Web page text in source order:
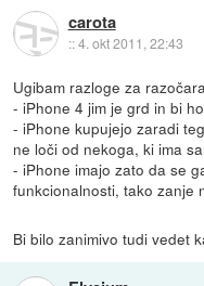
carota
::4. okt 2011, 22:43
Ugibam razloge za
- iPhone 4 jim je grd in bi
- iPhone kupujejo zaradi
ne loči od nekoga, ki ima
- iPhone imajo zato da se
funkcionalnosti, tako zanje
Bi bilo zanimivo tudi vedet